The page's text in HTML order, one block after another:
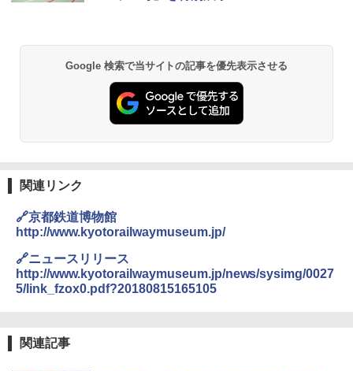
送
GRANDOOR ステンレス保冷剤 2個セット 2
BUNDOK(バンドック)ソロ ドーム 1 EX BDK
-08EX カーキ ソロキャンプ ポリエステル フ
￥-
Google 検索で当サイトの記事を優先表示させる
関連リンク
🔗京都鉄道博物館
http://www.kyotorailwaymuseum.jp/
🔗ニュースリリース
http://www.kyotorailwaymuseum.jp/news/sysimg/0027
5/link_fzox0.pdf?20180815165105
関連記事